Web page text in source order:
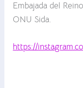
Embajada del
ONU Sida.
https://